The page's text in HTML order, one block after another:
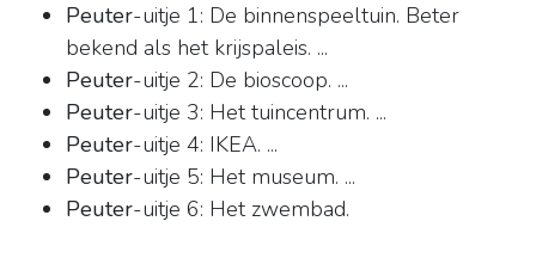
Peuter-uitje 1: De binnenspeeltuin. Beter
bekend als het krijspaleis. ...
Peuter-uitje 2: De bioscoop. ...
Peuter-uitje 3: Het tuincentrum. ...
Peuter-uitje 4: IKEA. ...
Peuter-uitje 5: Het museum. ...
Peuter-uitje 6: Het zwembad.